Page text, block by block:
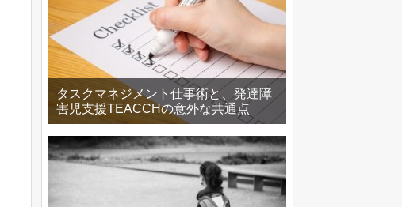
タスクマネジメント仕事術と、発達障
害児支援TEACCHの意外な共通点